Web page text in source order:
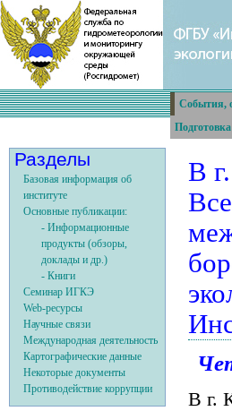
События,
В
В г.
Разделы
Базовая информация об
институте
Основные публикации:
- Информационные
продукты (обзоры,
доклады и др.)
- Книги
Семинар ИГКЭ
Web-ресурсы
Научные связи
Международная деятельность
Картографические данные
Некоторые документы
Противодействие коррупции